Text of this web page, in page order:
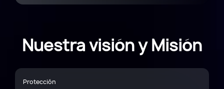
Nuestra visión y Misión
Protección